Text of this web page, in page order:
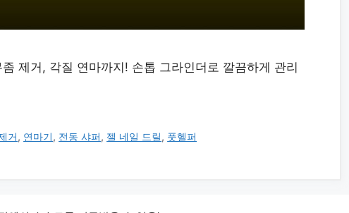
제거, 각질 연마까지! 손톱 그라인더로 깔끔하게 관리
거, 연마기, 전동 샤퍼, 젤 네일 드릴, 풋헬퍼